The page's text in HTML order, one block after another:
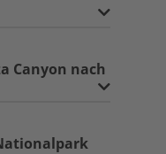
Canyon nach